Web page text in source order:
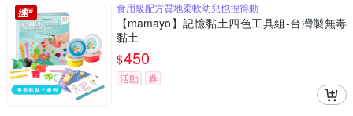
食用級配方質地柔軟幼兒也捏得動
【mamayo】記憶黏土四色工具組-台灣製無毒
黏土
$450
活動 券